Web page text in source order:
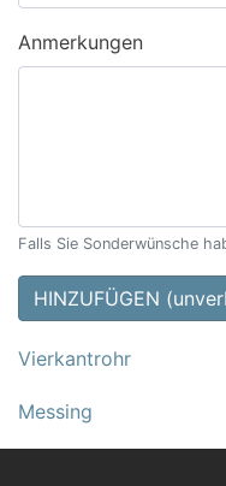
Anmerkungen
Falls Sie Sonderwünsche
HINZUFÜGEN
Vierkantrohr
Messing